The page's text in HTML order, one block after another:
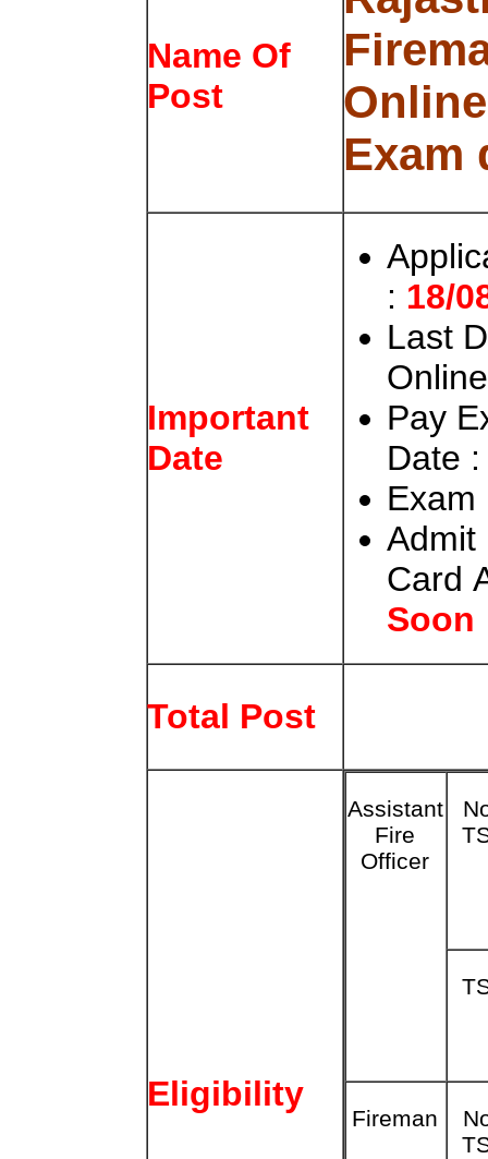
Name Of
Post
Exam
Important
Date
: 18/
Last
Pay
Date
Admit
Card
Soon
Total Post
Eligibility
Assistant
Fire
Officer
Fireman